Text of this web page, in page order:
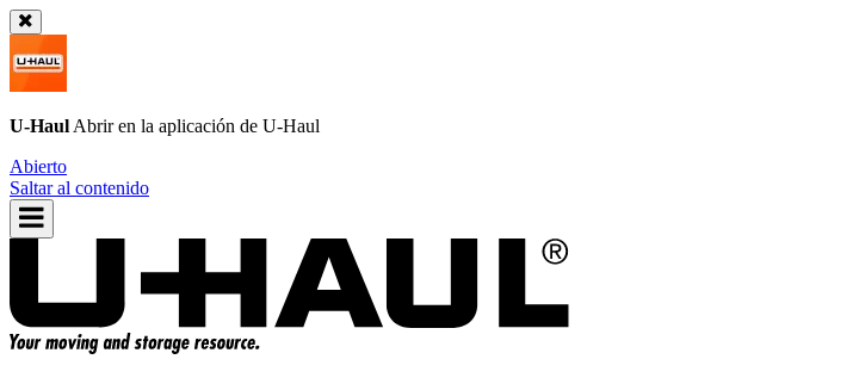
U-Haul Abrir en la aplicación de U-Haul
Abierto
Saltar al contenido